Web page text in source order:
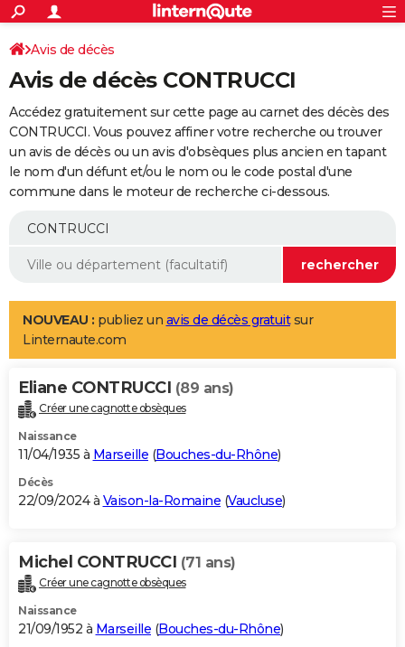
ACTUALITÉS
Politique
Société
Faits Divers
Education
Monde
Villes
+
SPORT
Coupe du monde 2026
Football
Tennis
Cyclisme
Rugby
Forum
Programme TV
TNT
Streaming
Cinéma
Sorties cinéma
Musique
+
FINANCE
Impôts
Immobilier
Risques naturels par ville
Banque
Assurance
Crédit
AUTO
Essais
Réserver un essai
Citadines
Berlines
SUV
Forum auto
+
Mobiles
Meilleur smartphone
Internet
Ordinateurs
Jeux vidéo
Guide high-tech
Aménagement intérieur
LIFESTYLE
Art de vivre
Bien-être
Loisirs
Mode
Modes de vie
Alimentation
Guide de la santé
Maladies
Médicaments
Sommeil
VOYAGE
Destinations
City break
Voyage nature
Voyage de noces
Forum
Climat
+PHOTO
GUIDES D'ACHAT
BONS PLANS
Carte de Noël
Carte Bonne année
Carte Saint-Valentin
Carte Pâques
Carte d'anniversaire
DICTIONNAIRE
Dictionnaire
Biographies
Citations
Expressions
Proverbes
PROGRAMME TV
Avis de décès
Avis de décès CONTRUCCI
Accédez gratuitement sur cette page au carnet des décès des
CONTRUCCI. Vous pouvez affiner votre recherche ou trouver
un avis de décès ou un avis d'obsèques plus ancien en tapant
le nom d'un défunt et/ou le nom ou le code postal d'une
commune dans le moteur de recherche ci-dessous.
NOUVEAU : publiez un avis de décès gratuitsur
Linternaute.com
Eliane CONTRUCCI (89 ans)
Créer une cagnotte obsèques
Naissance
11/04/1935 à Marseille (Bouches-du-Rhône)
Décès
22/09/2024 à Vaison-la-Romaine (Vaucluse)
Michel CONTRUCCI (71 ans)
Créer une cagnotte obsèques
Naissance
21/09/1952 à Marseille (Bouches-du-Rhône)